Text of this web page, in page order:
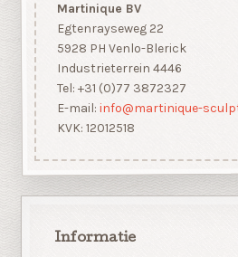
Martinique BV
Egtenrayseweg 22
5928 PH Venlo-Blerick
Industrieterrein 4446
Tel: +31 (0)77 3872327
E-mail: info@martinique-
KVK: 12012518
Informatie